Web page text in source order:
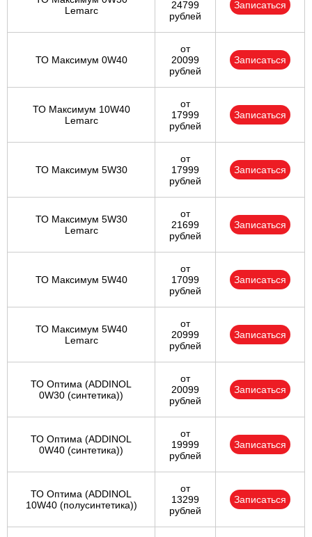
Lemarc
24799
рублей
Записаться
ТО Максимум 0W40
от
20099
рублей
Записаться
ТО Максимум 10W40
Lemarc
от
17999
рублей
Записаться
ТО Максимум 5W30
от
17999
рублей
Записаться
ТО Максимум 5W30
Lemarc
от
21699
рублей
Записаться
ТО Максимум 5W40
от
17099
рублей
Записаться
ТО Максимум 5W40
Lemarc
от
20999
рублей
Записаться
ТО Оптима (ADDINOL
0W30 (синтетика))
от
20099
рублей
Записаться
ТО Оптима (ADDINOL
0W40 (синтетика))
от
19999
рублей
Записаться
ТО Оптима (ADDINOL
10W40 (полусинтетика))
от
13299
рублей
Записаться